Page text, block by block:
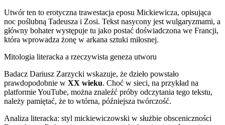
Utwór ten to erotyczna trawestacja eposu Mickiewicza, opisująca
noc poślubną Tadeusza i Zosi. Tekst nasycony jest wulgaryzmami, a
główny bohater występuje tu jako postać doświadczona we Francji,
która wprowadza żonę w arkana sztuki miłosnej.
Mitologia literacka a rzeczywista geneza utworu
Badacz Dariusz Zarzycki wskazuje, że dzieło powstało
prawdopodobnie w XX wieku. Choć w sieci, na przykład na
platformie YouTube, można znaleźć próby odczytania tego tekstu,
należy pamiętać, że to wtórna, późniejsza twórczość.
Analiza literacka: styl mickiewiczowski w służbie obsceniczności